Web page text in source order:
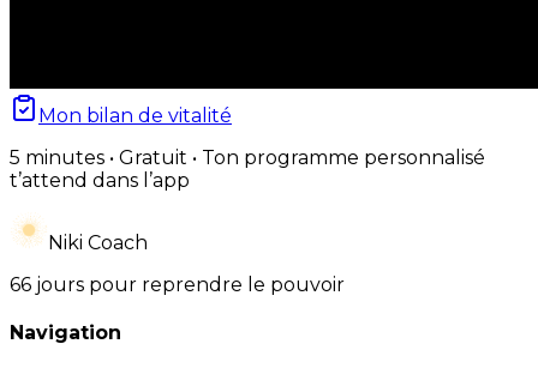
Mon bilan de vitalité
5 minutes • Gratuit • Ton programme personnalisé
t’attend dans l’app
Niki Coach
66 jours pour reprendre le pouvoir
Navigation